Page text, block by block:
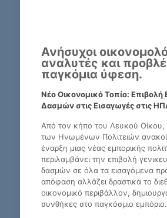
Ανήσυχοι
αναλυτές και
παγκόμια ύφεση.
Νέο Οικονομικό Τοπίο:
Δασμών στις Εισαγωγές στις
Από τον κήπο του Λευκού Οίκου,
των Ηνωμένων Πολιτειών
έναρξη μιας νέας εμπορικής
περιλαμβάνει την επιβολή
δασμών σε όλα τα εισαγόμενα
απόφαση αλλάζει δραστικά το
οικονομικό περιβάλλον,
συνθήκες στο παγκόσμιο εμπόριο.